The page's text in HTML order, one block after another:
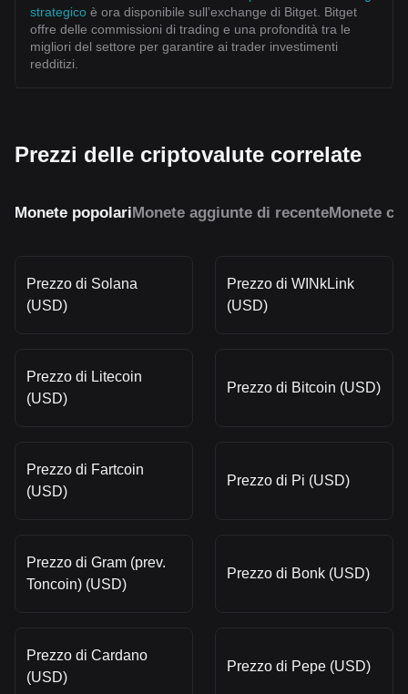
strategico è ora disponibile sull’exchange di Bitget. Bitget
offre delle commissioni di trading e una profondità tra le
migliori del settore per garantire ai trader investimenti
redditizi.
Prezzi delle criptovalute correlate
Monete popolariMonete aggiunte di recenteMonete
Prezzo di Solana
(USD)
Prezzo di WINkLink
(USD)
Prezzo di Litecoin
(USD)
Prezzo di Bitcoin (USD)
Prezzo di Fartcoin
(USD)
Prezzo di Pi (USD)
Prezzo di Gram (prev.
Toncoin) (USD)
Prezzo di Bonk (USD)
Prezzo di Cardano
(USD)
Prezzo di Pepe (USD)